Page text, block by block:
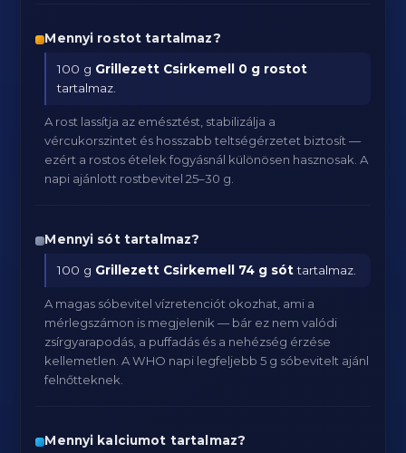
Mennyi rostot tartalmaz?
100 g Grillezett Csirkemell
0 g rostot
tartalmaz.
A rost lassítja az emésztést, stabilizálja a
vércukorszintet és hosszabb teltségérzetet biztosít —
ezért a rostos ételek fogyásnál különösen hasznosak. A
napi ajánlott rostbevitel 25–30 g.
Mennyi sót tartalmaz?
100 g Grillezett Csirkemell 74 g sóttartalmaz.
A magas sóbevitel vízretenciót okozhat, ami a
mérlegszámon is megjelenik — bár ez nem valódi
zsírgyarapodás, a puffadás és a nehézség érzése
kellemetlen. A WHO napi legfeljebb 5 g sóbevitelt ajánl
felnőtteknek.
Mennyi kalciumot tartalmaz?